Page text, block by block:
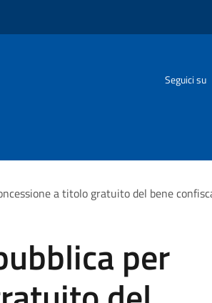
Seguici su
a titolo gratuito del bene
per